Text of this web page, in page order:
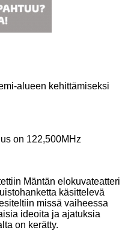
alueen kehittämiseksi
on 122,500MHz
Mäntän elokuvateatteri
käsittelevä
missä vaiheessa
ideoita ja ajatuksia
on kerätty.